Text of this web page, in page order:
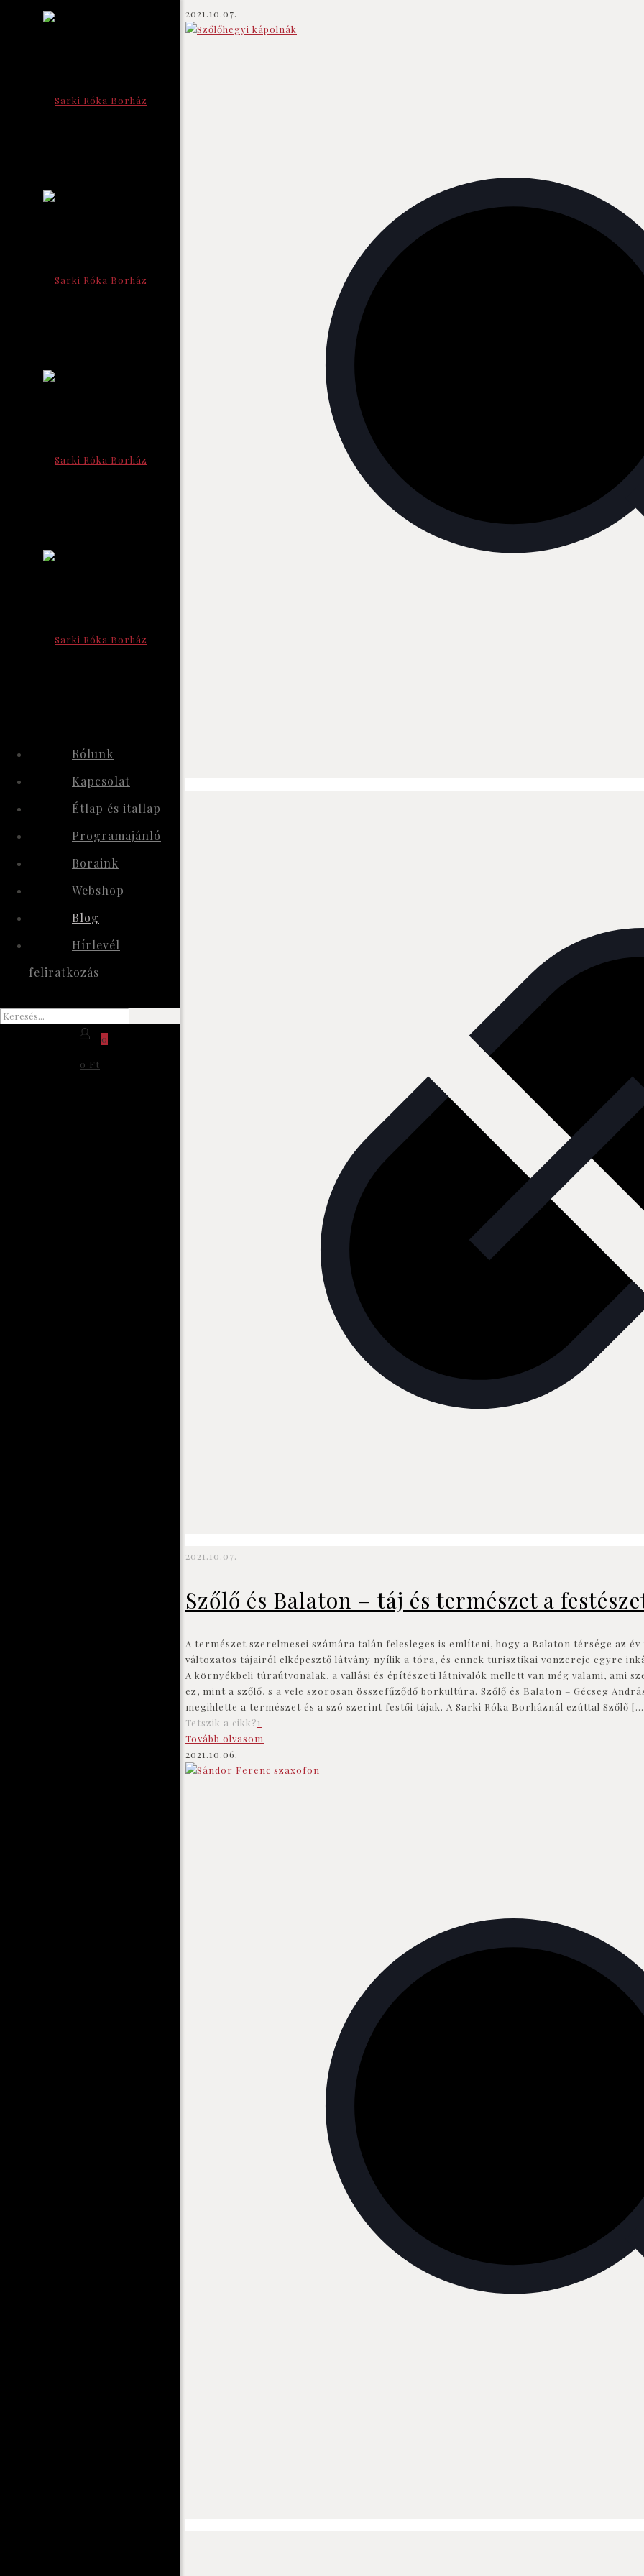
Rólunk
Kapcsolat
Étlap és itallap
Programajánló
Boraink
Webshop
Blog
Hírlevél
feliratkozás
0
0 Ft
2021.10.07.
2021.10.07.
Szőlő és Balaton – táj és természet a
A természet szerelmesei számára talán felesleges is említeni, hogy a Balaton térsége az
változatos tájairól elképesztő látvány nyílik a tóra, és ennek turisztikai vonzereje egyre
A környékbeli túraútvonalak, a vallási és építészeti látnivalók mellett van még valami, ami
ez, mint a szőlő, s a vele szorosan összefűződő borkultúra. Szőlő és Balaton – Gécseg
megihlette a természet és a szó szerint festői tájak. A Sarki Róka Borháznál ezúttal Szőlő
Tetszik a cikk?1
Tovább olvasom
2021.10.06.